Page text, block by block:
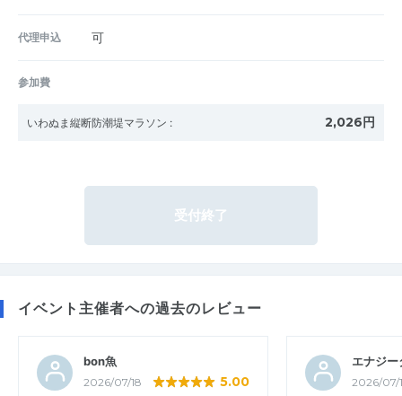
代理申込 可
参加費
いわぬま縦断防潮堤マラソン : 2,026円
受付終了
イベント主催者への過去のレビュー
bon魚
2026/07/18 5.00
エナジー
2026/07/